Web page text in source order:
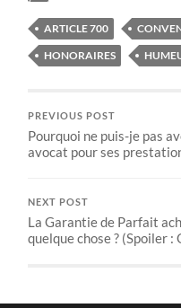
ARTICLE 700
HONORAIRES
PREVIOUS POST
Pourquoi ne puis-je pas
avocat pour ses
NEXT POST
La Garantie de Parfait
quelque chose ? (Spoiler :